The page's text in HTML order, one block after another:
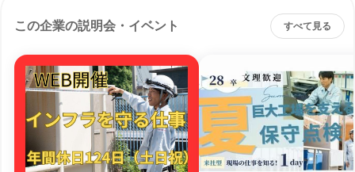
この企業の説明会・イベント すべて見る